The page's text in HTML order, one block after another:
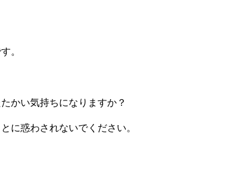
。
かい気持ちになりますか？
に惑わされないでください。